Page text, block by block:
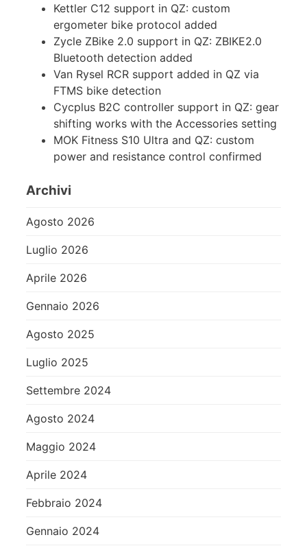
Kettler C12 support in QZ: custom
ergometer bike protocol added
Zycle ZBike 2.0 support in QZ: ZBIKE2.0
Bluetooth detection added
Van Rysel RCR support added in QZ via
FTMS bike detection
Cycplus B2C controller support in QZ: gear
shifting works with the Accessories setting
MOK Fitness S10 Ultra and QZ: custom
power and resistance control confirmed
Archivi
Agosto 2026
Luglio 2026
Aprile 2026
Gennaio 2026
Agosto 2025
Luglio 2025
Settembre 2024
Agosto 2024
Maggio 2024
Aprile 2024
Febbraio 2024
Gennaio 2024